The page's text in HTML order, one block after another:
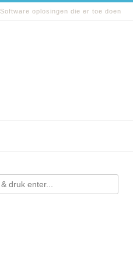
Software oplosingen die er toe doen